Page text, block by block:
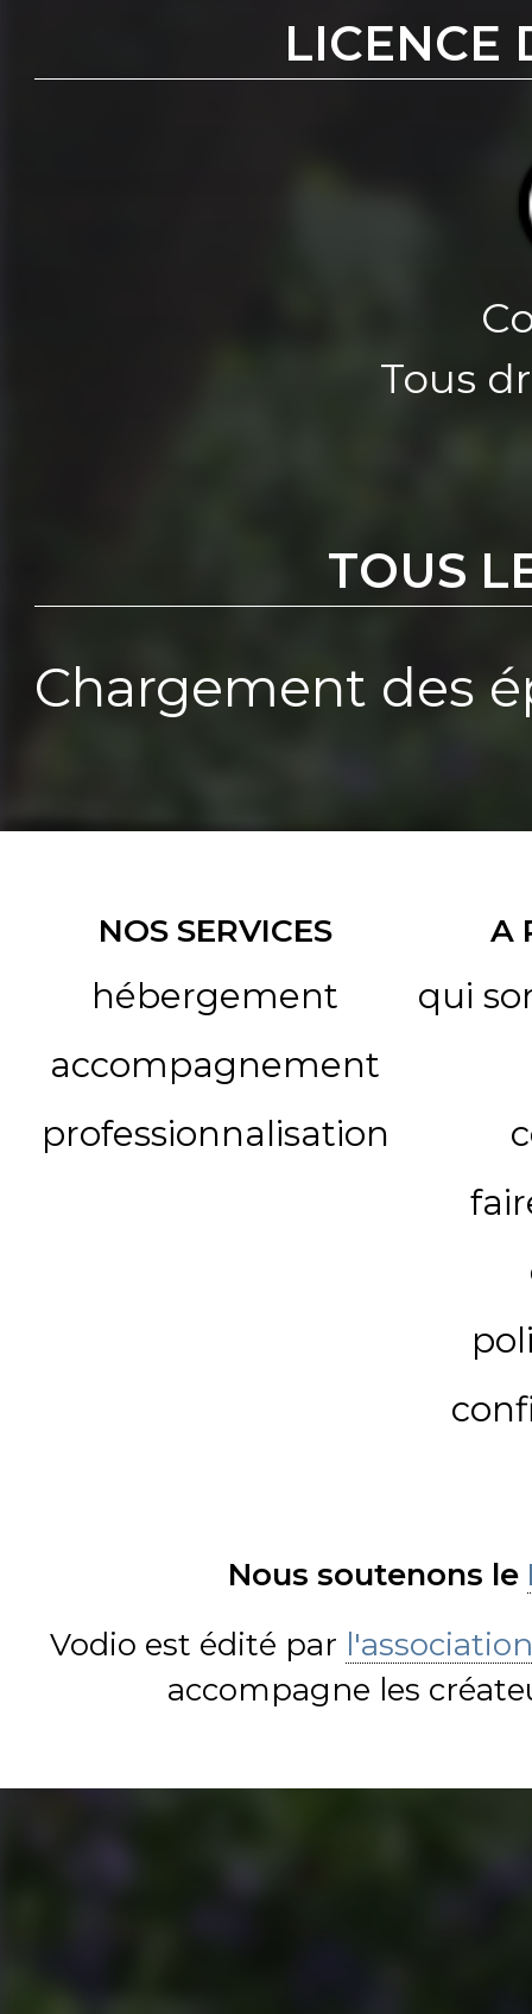
LICENCE
Tous
TOUS
Chargement des
NOS SERVICES
hébergement
accompagnement
professionnalisation
A
qui